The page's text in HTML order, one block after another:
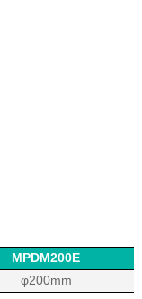
MPDM200E
φ200mm